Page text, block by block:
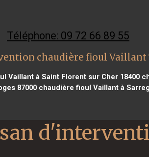
Téléphone: 09 72 66 89 55
chaudière fioul Vaillant
Vaillant à Saint Florent sur Cher 18400
87000chaudière fioul Vaillant à